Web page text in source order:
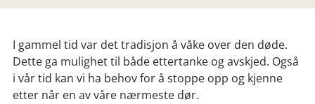
I gammel tid var det tradisjon å våke over den døde.
Dette ga mulighet til både ettertanke og avskjed. Også
i vår tid kan vi ha behov for å stoppe opp og kjenne
etter når en av våre nærmeste dør.